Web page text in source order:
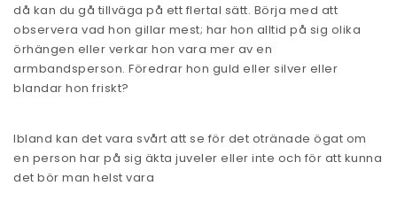
då kan du gå tillväga på ett flertal sätt. Börja med att
observera vad hon gillar mest; har hon alltid på sig olika
örhängen eller verkar hon vara mer av en
armbandsperson. Föredrar hon guld eller silver eller
blandar hon friskt?
Ibland kan det vara svårt att se för det otränade ögat om
en person har på sig äkta juveler eller inte och för att kunna
det bör man helst vara